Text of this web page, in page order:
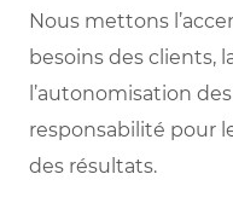
Nous mettons
besoins des clients,
l’autonomisation
responsabilité pour
des résultats.